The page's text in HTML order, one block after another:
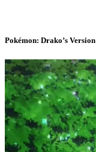
Pokémon: Drako’s Version